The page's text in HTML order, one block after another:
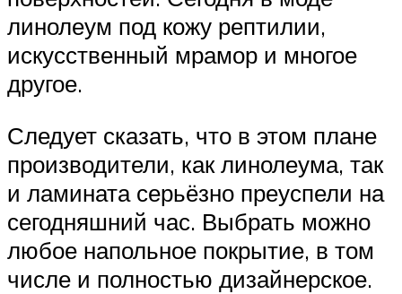
линолеум под кожу рептилии,
искусственный мрамор и многое
другое.
Следует сказать, что в этом плане
производители, как линолеума, так
и ламината серьёзно преуспели на
сегодняшний час. Выбрать можно
любое напольное покрытие, в том
числе и полностью дизайнерское.